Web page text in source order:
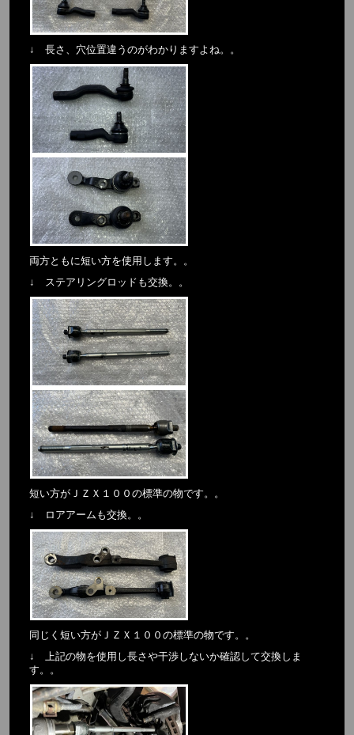
↓ 長さ、穴位置違うのがわかりますよね。。
両方ともに短い方を使用します。。
↓ ステアリングロッドも交換。。
短い方がＪＺＸ１００の標準の物です。。
↓ ロアアームも交換。。
同じく短い方がＪＺＸ１００の標準の物です。。
↓ 上記の物を使用し長さや干渉しないか確認して交換しま
す。。